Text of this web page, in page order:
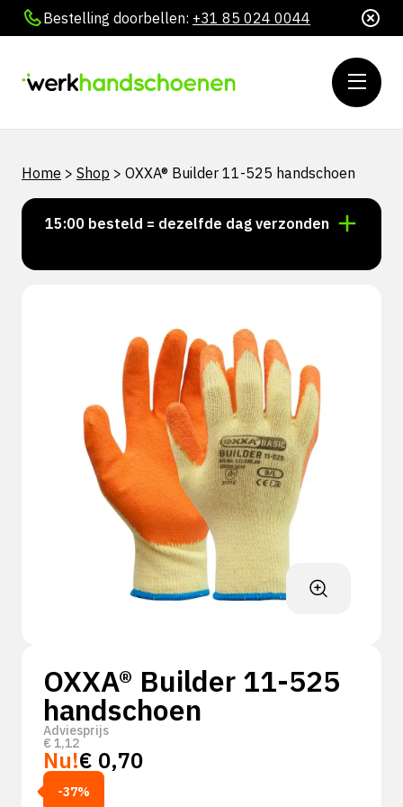
Bestelling doorbellen: +31 85 024 0044
Home > Shop > OXXA® Builder 11-525 handschoen
15:00 besteld = dezelfde dag verzonden
OXXA® Builder 11-525
handschoen
Adviesprijs
€ 1,12
Nu!€ 0,70
-37%